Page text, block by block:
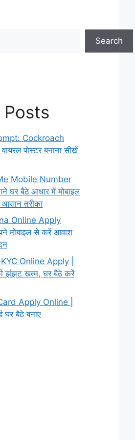
Search
Posts
Cockroach
पोस्टर बनाना सीखें
Mobile Number
घर बैठे आधार में मोबाइल
तरीका
Online Apply
मोबाइल से करें आवाश
Online Apply |
झंझट खत्म, घर बैठे करें
Apply Online |
घर बैठे बनाए